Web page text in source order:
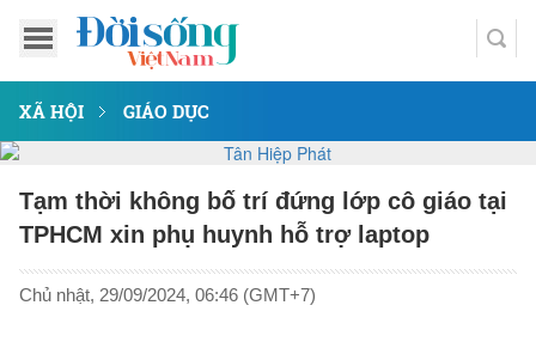
XÃ HỘI GIÁO DỤC
Tạm thời không bố trí đứng lớp cô giáo tại
TPHCM xin phụ huynh hỗ trợ laptop
Chủ nhật, 29/09/2024, 06:46 (GMT+7)